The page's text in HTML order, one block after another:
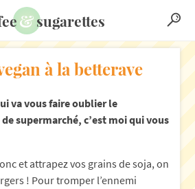
&sugarettes
à la betterave
va vous faire oublier le
supermarché, c’est moi qui vous
et attrapez vos grains de soja, on
! Pour tromper l’ennemi